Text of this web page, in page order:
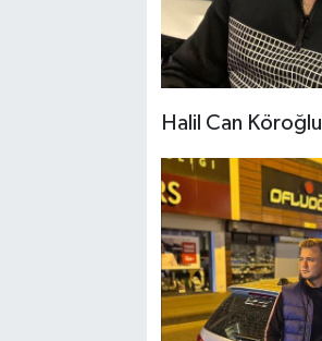
Halil Can Köroğlu